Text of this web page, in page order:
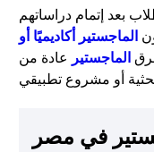
بعد إتمام دراساتهم
الماجستير أكاديميًا أو
الماجستير عادة من
في مصر